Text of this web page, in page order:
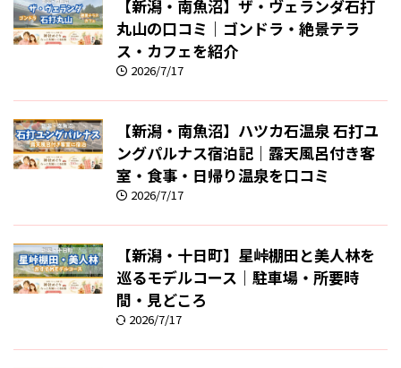
【新潟・南魚沼】ザ・ヴェランダ石打
丸山の口コミ｜ゴンドラ・絶景テラ
ス・カフェを紹介
2026/7/17
【新潟・南魚沼】ハツカ石温泉 石打ユ
ングパルナス宿泊記｜露天風呂付き客
室・食事・日帰り温泉を口コミ
2026/7/17
【新潟・十日町】星峠棚田と美人林を
巡るモデルコース｜駐車場・所要時
間・見どころ
2026/7/17